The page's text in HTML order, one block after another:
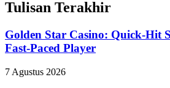
Tulisan Terakhir
Golden Star Casino: Quick‑Hit
Fast‑Paced Player
7 Agustus 2026